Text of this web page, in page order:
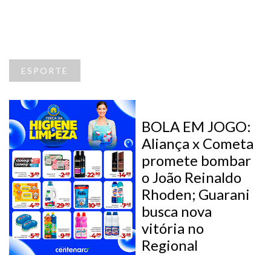
ESPORTE
BOLA EM JOGO:
Aliança x Cometa
promete bombar
o João Reinaldo
Rhoden; Guarani
busca nova
vitória no
Regional